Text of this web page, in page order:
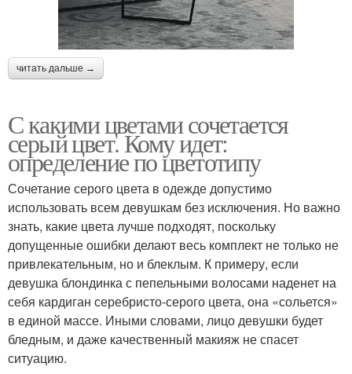
читать дальше →
С какими цветами сочетается
серый цвет. Кому идет:
определение по цветотипу
Сочетание серого цвета в одежде допустимо
использовать всем девушкам без исключения. Но важно
знать, какие цвета лучше подходят, поскольку
допущенные ошибки делают весь комплект не только не
привлекательным, но и блеклым. К примеру, если
девушка блондинка с пепельными волосами наденет на
себя кардиган серебристо-серого цвета, она «сольется»
в единой массе. Иными словами, лицо девушки будет
бледным, и даже качественный макияж не спасет
ситуацию.